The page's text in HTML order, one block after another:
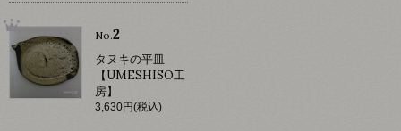
No.2
タヌキの平皿
【UMESHISO工
房】
3,630円(税込)